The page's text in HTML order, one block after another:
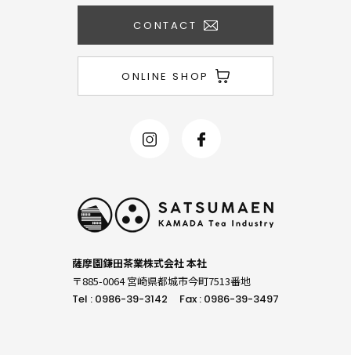
CONTACT
ONLINE SHOP
薩摩園鎌田茶業株式会社 本社
〒885-0064 宮崎県都城市今町7513番地
Tel : 0986-39-3142
Fax : 0986-39-3497